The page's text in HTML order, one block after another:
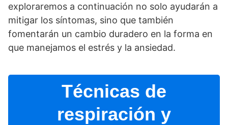
exploraremos a continuación no solo ayudarán a
mitigar los sí­ntomas, sino que también
fomentarán un cambio duradero en la forma en
que manejamos el estrés y la ansiedad.
Técnicas de
respiración y